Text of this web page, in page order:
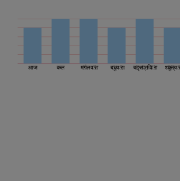
आज कल मंगलवार बुधवार बृहस्पतिवार